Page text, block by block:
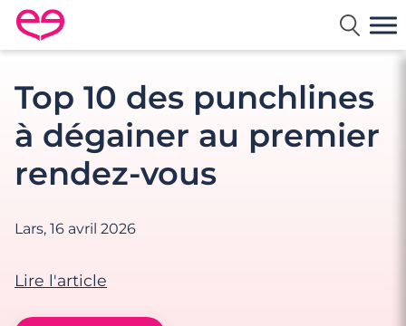
Rencontre en France avec Meetic
Top 10 des punchlines
à dégainer au premier
rendez-vous
Lars, 16 avril 2026
Lire l'article